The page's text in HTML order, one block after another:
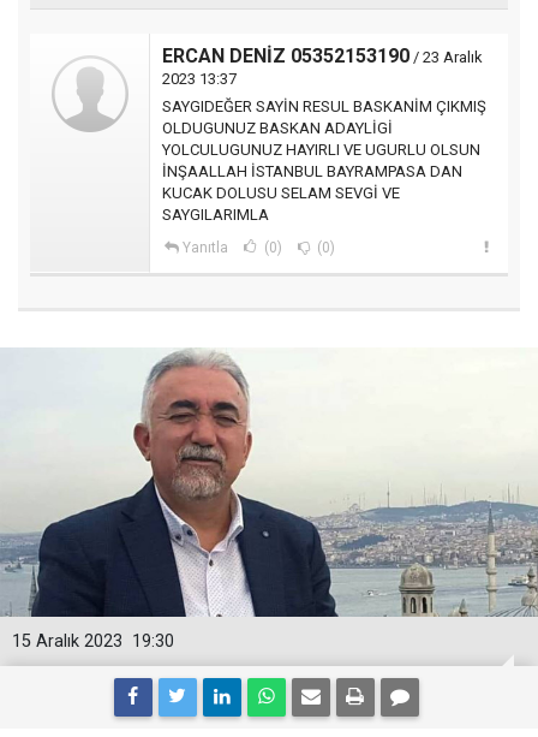
ERCAN DENİZ 05352153190 / 23 Aralık
2023 13:37
SAYGIDEĞER SAYİN RESUL BASKANİM ÇIKMIŞ
OLDUGUNUZ BASKAN ADAYLİGİ
YOLCULUGUNUZ HAYIRLI VE UGURLU OLSUN
İNŞAALLAH İSTANBUL BAYRAMPASA DAN
KUCAK DOLUSU SELAM SEVGİ VE
SAYGILARIMLA
Yanıtla (0) (0)
19:30
15 Aralık 2023